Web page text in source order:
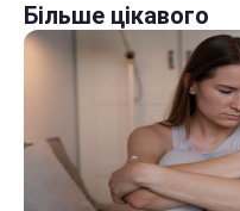
Більше цікавого